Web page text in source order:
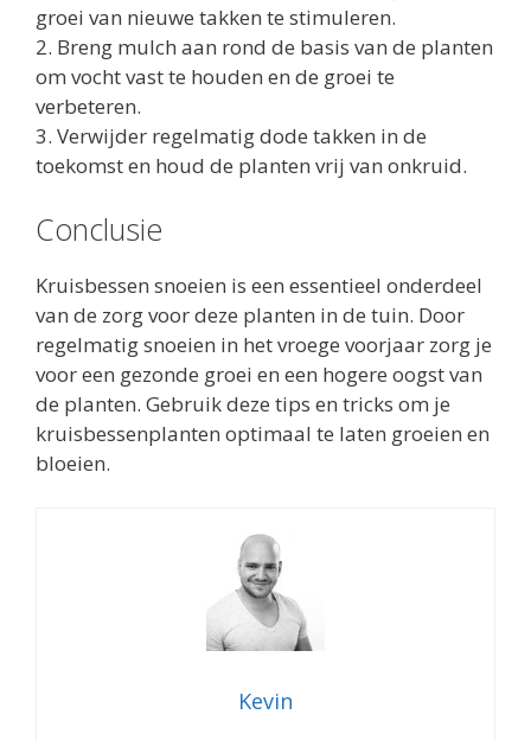
groei van nieuwe takken te stimuleren.
2. Breng mulch aan rond de basis van de planten
om vocht vast te houden en de groei te
verbeteren.
3. Verwijder regelmatig dode takken in de
toekomst en houd de planten vrij van onkruid.
Conclusie
Kruisbessen snoeien is een essentieel onderdeel
van de zorg voor deze planten in de tuin. Door
regelmatig snoeien in het vroege voorjaar zorg je
voor een gezonde groei en een hogere oogst van
de planten. Gebruik deze tips en tricks om je
kruisbessenplanten optimaal te laten groeien en
bloeien.
Kevin